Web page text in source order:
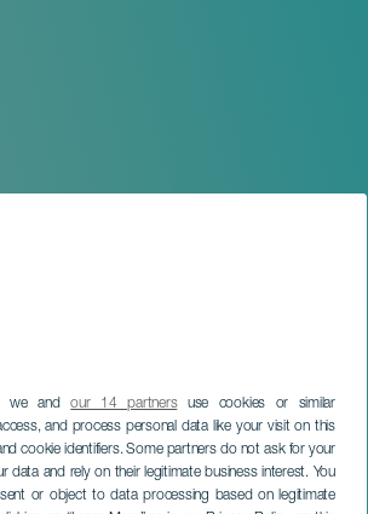
we andour 14 partnersuse cookies or similar
and process personal data like your visit on this
cookie identifiers. Some partners do not ask for your
data and rely on their legitimate business interest. You
or object to data processing based on legitimate